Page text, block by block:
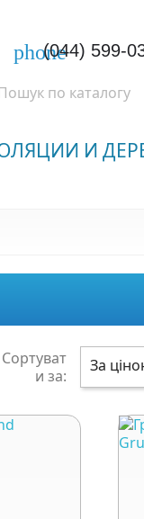
phone
(044) 599-
И
Сортуват
и за:
За